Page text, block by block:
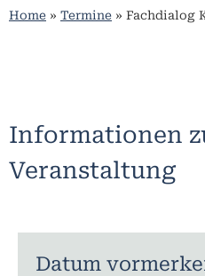
Home » Termine » Fachdialog
Informationen
Veranstaltung
Datum